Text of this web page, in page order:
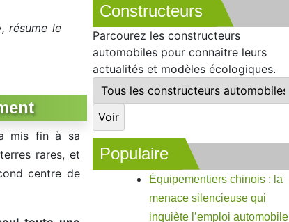
résume le
mis fin à sa
rares, et
centre de
Constructeurs
Parcourez les constructeurs
automobiles pour connaitre leurs
actualités et modèles écologiques.
Populaire
Équipementiers chinois : la
menace silencieuse qui
inquiète l’emploi automobile